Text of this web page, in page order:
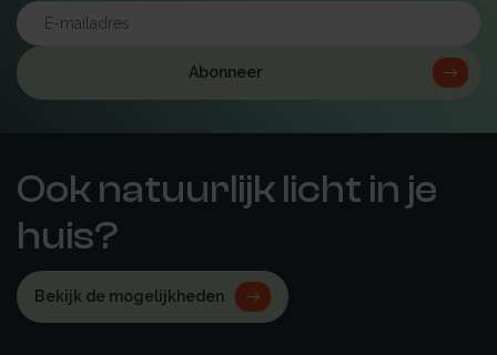
Abonneer
Ook natuurlijk licht in je
huis?
Bekijk de mogelijkheden